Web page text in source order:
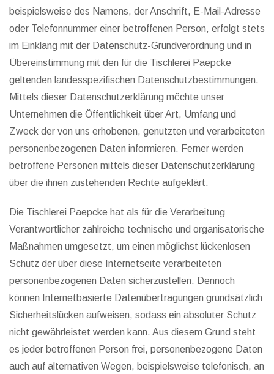
beispielsweise des Namens, der Anschrift, E-Mail-Adresse
oder Telefonnummer einer betroffenen Person, erfolgt stets
im Einklang mit der Datenschutz-Grundverordnung und in
Übereinstimmung mit den für die Tischlerei Paepcke
geltenden landesspezifischen Datenschutzbestimmungen.
Mittels dieser Datenschutzerklärung möchte unser
Unternehmen die Öffentlichkeit über Art, Umfang und
Zweck der von uns erhobenen, genutzten und verarbeiteten
personenbezogenen Daten informieren. Ferner werden
betroffene Personen mittels dieser Datenschutzerklärung
über die ihnen zustehenden Rechte aufgeklärt.
Die Tischlerei Paepcke hat als für die Verarbeitung
Verantwortlicher zahlreiche technische und organisatorische
Maßnahmen umgesetzt, um einen möglichst lückenlosen
Schutz der über diese Internetseite verarbeiteten
personenbezogenen Daten sicherzustellen. Dennoch
können Internetbasierte Datenübertragungen grundsätzlich
Sicherheitslücken aufweisen, sodass ein absoluter Schutz
nicht gewährleistet werden kann. Aus diesem Grund steht
es jeder betroffenen Person frei, personenbezogene Daten
auch auf alternativen Wegen, beispielsweise telefonisch, an